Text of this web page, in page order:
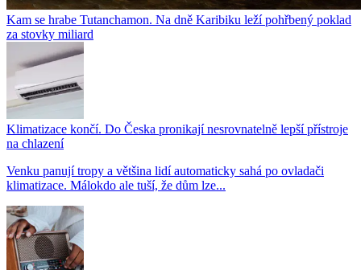
Kam se hrabe Tutanchamon. Na dně Karibiku leží pohřbený poklad
za stovky miliard
Klimatizace končí. Do Česka pronikají nesrovnatelně lepší přístroje
na chlazení
Venku panují tropy a většina lidí automaticky sahá po ovladači
klimatizace. Málokdo ale tuší, že dům lze...